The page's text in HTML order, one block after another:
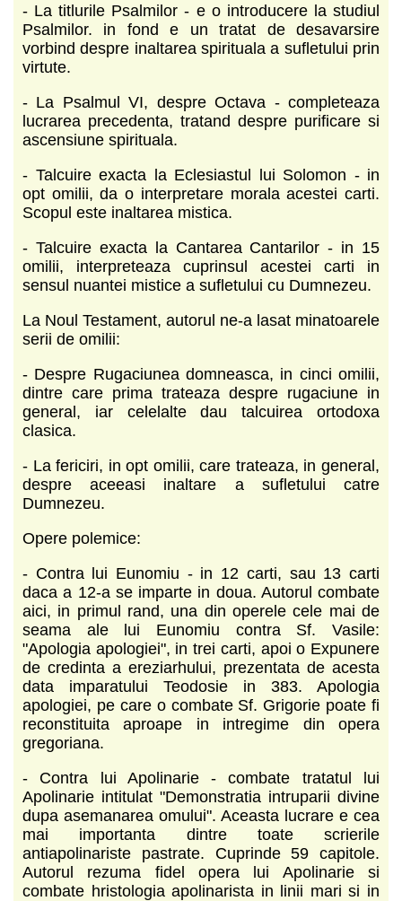
- La titlurile Psalmilor - e o introducere la studiul
Psalmilor. in fond e un tratat de desavarsire
vorbind despre inaltarea spirituala a sufletului prin
virtute.
- La Psalmul VI, despre Octava - completeaza
lucrarea precedenta, tratand despre purificare si
ascensiune spirituala.
- Talcuire exacta la Eclesiastul lui Solomon - in
opt omilii, da o interpretare morala acestei carti.
Scopul este inaltarea mistica.
- Talcuire exacta la Cantarea Cantarilor - in 15
omilii, interpreteaza cuprinsul acestei carti in
sensul nuantei mistice a sufletului cu Dumnezeu.
La Noul Testament, autorul ne-a lasat minatoarele
serii de omilii:
- Despre Rugaciunea domneasca, in cinci omilii,
dintre care prima trateaza despre rugaciune in
general, iar celelalte dau talcuirea ortodoxa
clasica.
- La fericiri, in opt omilii, care trateaza, in general,
despre aceeasi inaltare a sufletului catre
Dumnezeu.
Opere polemice:
- Contra lui Eunomiu - in 12 carti, sau 13 carti
daca a 12-a se imparte in doua. Autorul combate
aici, in primul rand, una din operele cele mai de
seama ale lui Eunomiu contra Sf. Vasile:
"Apologia apologiei", in trei carti, apoi o Expunere
de credinta a ereziarhului, prezentata de acesta
data imparatului Teodosie in 383. Apologia
apologiei, pe care o combate Sf. Grigorie poate fi
reconstituita aproape in intregime din opera
gregoriana.
- Contra lui Apolinarie - combate tratatul lui
Apolinarie intitulat "Demonstratia intruparii divine
dupa asemanarea omului". Aceasta lucrare e cea
mai importanta dintre toate scrierile
antiapolinariste pastrate. Cuprinde 59 capitole.
Autorul rezuma fidel opera lui Apolinarie si
combate hristologia apolinarista in linii mari si in